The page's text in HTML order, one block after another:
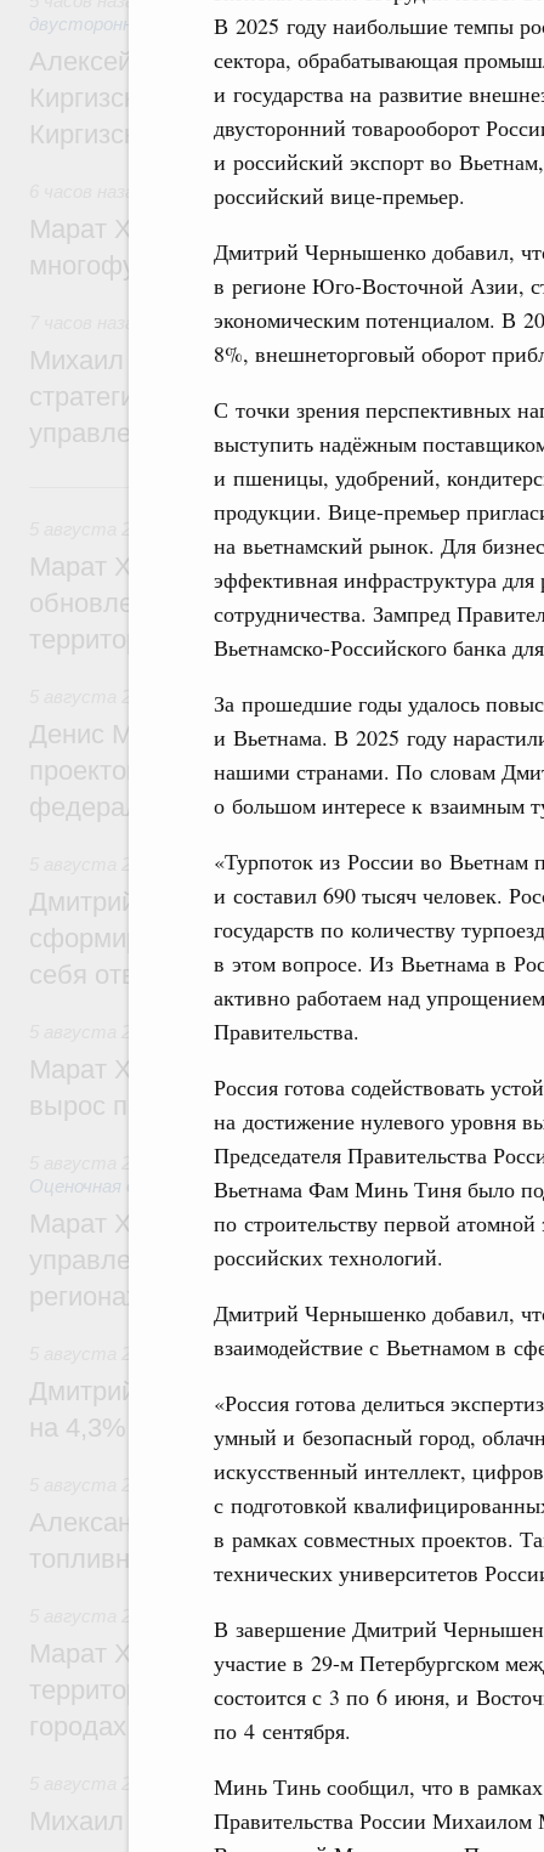
В 2025 году наибольшие темпы
сектора, обрабатывающая
и государства на развитие
двусторонний товарооборот
и российский экспорт во
российский вице-премьер.
Дмитрий Чернышенко добавил,
в регионе Юго-Восточной Азии,
экономическим потенциалом. В
8%, внешнеторговый оборот
С точки зрения перспективных
выступить надёжным
и пшеницы, удобрений,
продукции. Вице-премьер
на вьетнамский рынок. Для
эффективная инфраструктура для
сотрудничества. Зампред
Вьетнамско-Российского банка
За прошедшие годы удалось
и Вьетнама. В 2025 году
нашими странами. По словам
о большом интересе к взаимным
«Турпоток из России во Вьетнам
и составил 690 тысяч человек.
государств по количеству
в этом вопросе. Из Вьетнама в
активно работаем над
Правительства.
Россия готова содействовать
на достижение нулевого уровня
Председателя Правительства
Вьетнама Фам Минь Тиня было
по строительству первой
российских технологий.
Дмитрий Чернышенко добавил,
взаимодействие с Вьетнамом в
«Россия готова делиться
умный и безопасный город,
искусственный интеллект,
с подготовкой
в рамках совместных проектов.
технических университетов
В завершение Дмитрий
участие в 29-м Петербургском
состоится с 3 по 6 июня, и
по 4 сентября.
Минь Тинь сообщил, что в рамках
Правительства России
двусторонней основе
Алексей Оверчук принял участие в
Киргизского экономического форума и
Киргизской межрегиональной
Дорожное хозяйство
Марат Хуснуллин: На двух скоростных
многофункциональные зоны дорожного
Технологическое развитие. Инновации
Михаил Мишустин дал поручения по
стратегической сессии о
управления научно-технологическим
Вчера
Жилищно-коммунальное хозяйство
Марат Хуснуллин: Более 4,3 тыс.
обновлено в России при участии Фонда
территорий
Инструменты развития территорий.
Денис Мантуров провёл совещание по
проектов института кураторства в
федеральном округе
Молодёжная политика
Дмитрий Чернышенко: Всемирный
сформировал целое сообщество людей,
себя ответственность за будущее
Национальный проект «Инфраструктура
Марат Хуснуллин: Ввод нежилых зданий
вырос почти на треть
Земельные отношения. Кадастровая
Оценочная деятельность
Марат Хуснуллин: По решению
управление «ДОМ.РФ» перейдёт более
регионах
Внутренний и въездной туризм
Дмитрий Чернышенко: Внутренний
на 4,3%, въездной – на 20,1%
Оборот бензина и дизельного топлива
Александр Новак провёл совещание по
топливном рынке
Марат Хуснуллин: Первые проекты
территорий в Донбассе и Новороссии
городах ДНР
Вопросы производительности труда и
Михаил Мишустин дал поручения по